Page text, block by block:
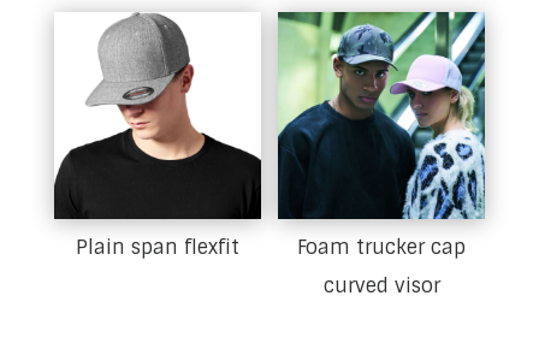
Plain span flexfit
Foam trucker cap
curved visor